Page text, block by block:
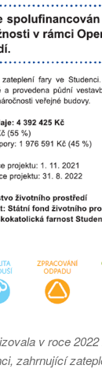
v roce
zahrnující